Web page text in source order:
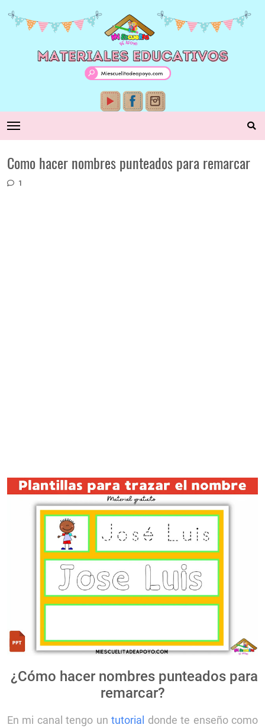
Como hacer nombres punteados para remarcar
1
¿Cómo hacer nombres punteados para
remarcar?
En mi canal tengo untutorial donde te enseño como